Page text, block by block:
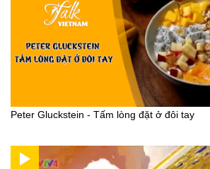
Peter Gluckstein - Tấm lòng đặt ở đôi tay